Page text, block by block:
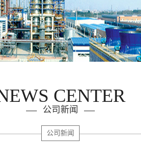
CENTER
公司新闻
公司新闻